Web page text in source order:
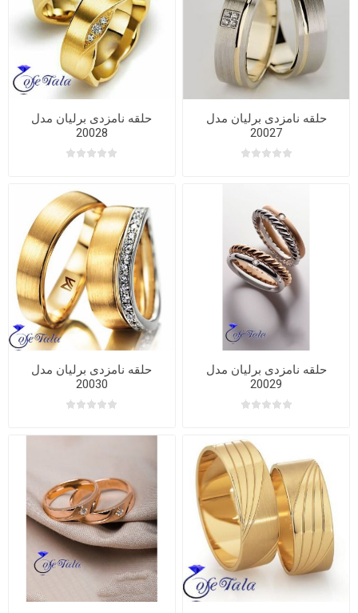
حلقه نامزدی برلیان مدل
20027
حلقه نامزدی برلیان مدل
20028
حلقه نامزدی برلیان مدل
20029
حلقه نامزدی برلیان مدل
20030